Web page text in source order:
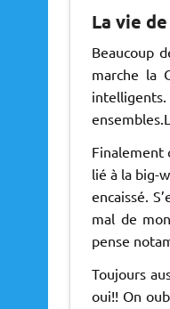
La vie
Beaucoup
marche la
Finalement
lié à la big-
encaissé.
mal de
pense
Toujours
oui!! On